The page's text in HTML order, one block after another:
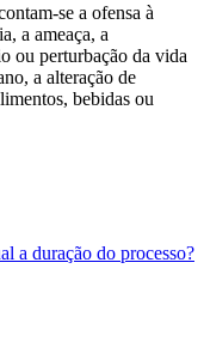
se a ofensa à
a ameaça, a
ou perturbação da vida
a alteração de
bebidas ou
a duração do processo?